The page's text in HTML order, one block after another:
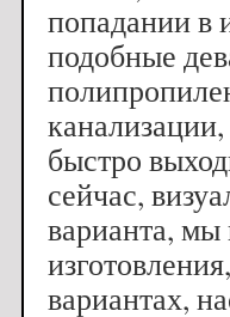
попадании в
подобные
быстро
сейчас,
варианта,
вариантах,